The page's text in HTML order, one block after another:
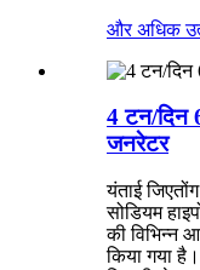
और अधिक
4 टन/दिन
जनरेटर
यंताई
सोडियम
की विभिन्न
किया गया